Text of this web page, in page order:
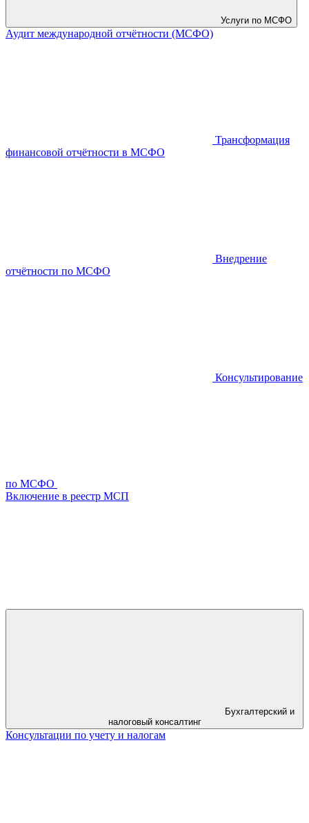
Услуги по МСФО
Аудит международной отчётности (МСФО)
Трансформация
финансовой отчётности в МСФО
Внедрение
отчётности по МСФО
Консультирование
по МСФО
Включение в реестр МСП
налоговый консалтинг
Консультации по учету и налогам